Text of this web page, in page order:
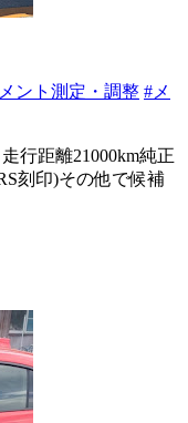
ント測定・調整 #メ
行距離21000km純正
刻印)その他で候補